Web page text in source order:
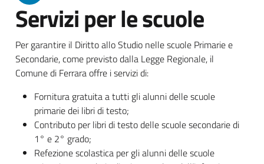
Servizi per le scuole
Per garantire il Diritto allo Studio nelle scuole Primarie e
Secondarie, come previsto dalla Legge Regionale, il
Comune di Ferrara offre i servizi di:
Fornitura gratuita a tutti gli alunni delle scuole
primarie dei libri di testo;
Contributo per libri di testo delle scuole secondarie di
1° e 2° grado;
Refezione scolastica per gli alunni delle scuole